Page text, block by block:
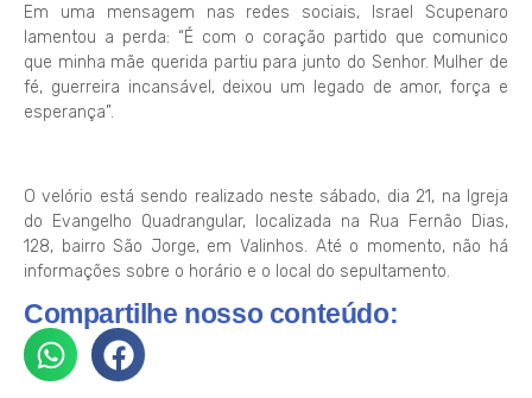
Em uma mensagem nas redes sociais, Israel Scupenaro
lamentou a perda: “É com o coração partido que comunico
que minha mãe querida partiu para junto do Senhor. Mulher de
fé, guerreira incansável, deixou um legado de amor, força e
esperança”.
O velório está sendo realizado neste sábado, dia 21, na Igreja
do Evangelho Quadrangular, localizada na Rua Fernão Dias,
128, bairro São Jorge, em Valinhos. Até o momento, não há
informações sobre o horário e o local do sepultamento.
Compartilhe nosso conteúdo: